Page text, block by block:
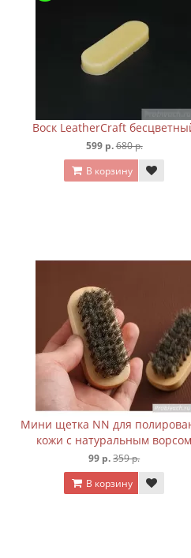
Воск LeatherCraft
599 р.680 р.
В корзину
Мини щетка NN для
кожи с натуральным ворсом
99 р. 359 р.
В корзину